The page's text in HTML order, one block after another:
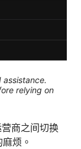
relying on
商之间切换
烦。